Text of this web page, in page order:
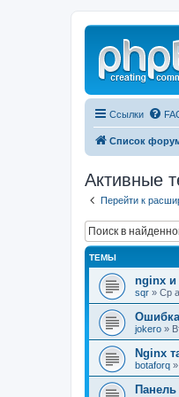
Ссылки
Список
Активные
Перейти к
ТЕМЫ
nginx и
sqr » Ср
Ошибка
jokero »
Nginx
botaforq